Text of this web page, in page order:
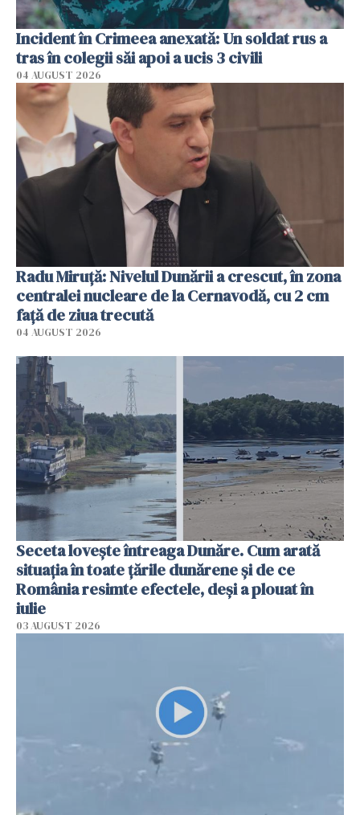
Incident în Crimeea anexată: Un soldat rus a
tras în colegii săi apoi a ucis 3 civili
04 AUGUST 2026
Radu Miruţă: Nivelul Dunării a crescut, în zona
centralei nucleare de la Cernavodă, cu 2 cm
faţă de ziua trecută
04 AUGUST 2026
Seceta lovește întreaga Dunăre. Cum arată
situația în toate țările dunărene și de ce
România resimte efectele, deși a plouat în
iulie
03 AUGUST 2026